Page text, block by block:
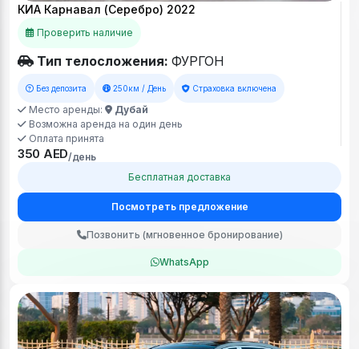
КИА Карнавал (Серебро) 2022
Проверить наличие
Тип телосложения: ФУРГОН
Без депозита 250км / День Страховка включена
Место аренды:
Дубай
Возможна аренда на один день
Оплата принята
350 AED/день
Бесплатная доставка
Посмотреть предложение
Позвонить (мгновенное бронирование)
WhatsApp